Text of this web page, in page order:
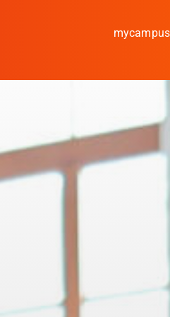
mycampus
Studieren
Kooperieren
Hochschule Coburg
Informationen für …